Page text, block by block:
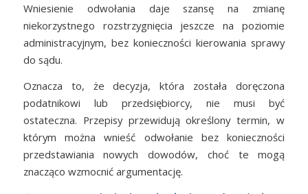
Wniesienie odwołania daje szansę na zmianę
niekorzystnego rozstrzygnięcia jeszcze na poziomie
administracyjnym, bez konieczności kierowania sprawy
do sądu.
Oznacza to, że decyzja, która została doręczona
podatnikowi lub przedsiębiorcy, nie musi być
ostateczna. Przepisy przewidują określony termin, w
którym można wnieść odwołanie bez konieczności
przedstawiania nowych dowodów, choć te mogą
znacząco wzmocnić argumentację.